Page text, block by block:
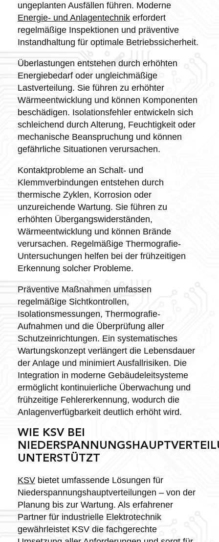
ungeplanten Ausfällen führen. Moderne
Energie- und Anlagentechnikerfordert
regelmäßige Inspektionen und präventive
Instandhaltung für optimale Betriebssicherheit.
Überlastungen entstehen durch erhöhten
Energiebedarf oder ungleichmäßige
Lastverteilung. Sie führen zu erhöhter
Wärmeentwicklung und können Komponenten
beschädigen. Isolationsfehler entwickeln sich
schleichend durch Alterung, Feuchtigkeit oder
mechanische Beanspruchung und können
gefährliche Situationen verursachen.
Kontaktprobleme an Schalt- und
Klemmverbindungen entstehen durch
thermische Zyklen, Korrosion oder
unzureichende Wartung. Sie führen zu
erhöhten Übergangswiderständen,
Wärmeentwicklung und können Brände
verursachen. Regelmäßige Thermografie-
Untersuchungen helfen bei der frühzeitigen
Erkennung solcher Probleme.
Präventive Maßnahmen umfassen
regelmäßige Sichtkontrollen,
Isolationsmessungen, Thermografie-
Aufnahmen und die Überprüfung aller
Schutzeinrichtungen. Ein systematisches
Wartungskonzept verlängert die Lebensdauer
der Anlage und minimiert Ausfallrisiken. Die
Integration in moderne Gebäudeleitsysteme
ermöglicht kontinuierliche Überwachung und
frühzeitige Fehlererkennung, wodurch die
Anlagenverfügbarkeit deutlich erhöht wird.
WIE KSV BEI
UNTERSTÜTZT
KSVbietet umfassende Lösungen für
Niederspannungshauptverteilungen – von der
Planung bis zur Wartung. Als erfahrener
Partner für industrielle Elektrotechnik
gewährleistet KSV die fachgerechte